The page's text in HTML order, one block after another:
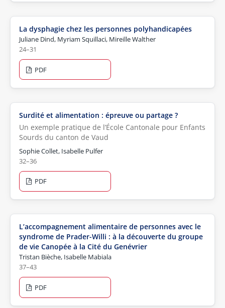
La dysphagie chez les personnes polyhandicapées
Juliane Dind, Myriam Squillaci, Mireille Walther
24–31
PDF
Surdité et alimentation : épreuve ou partage ?
Un exemple pratique de l’École Cantonale pour Enfants
Sourds du canton de Vaud
Sophie Collet, Isabelle Pulfer
32–36
PDF
L’accompagnement alimentaire de personnes avec le
syndrome de Prader-Willi : à la découverte du groupe
de vie Canopée à la Cité du Genévrier
Tristan Bièche, Isabelle Mabiala
37–43
PDF